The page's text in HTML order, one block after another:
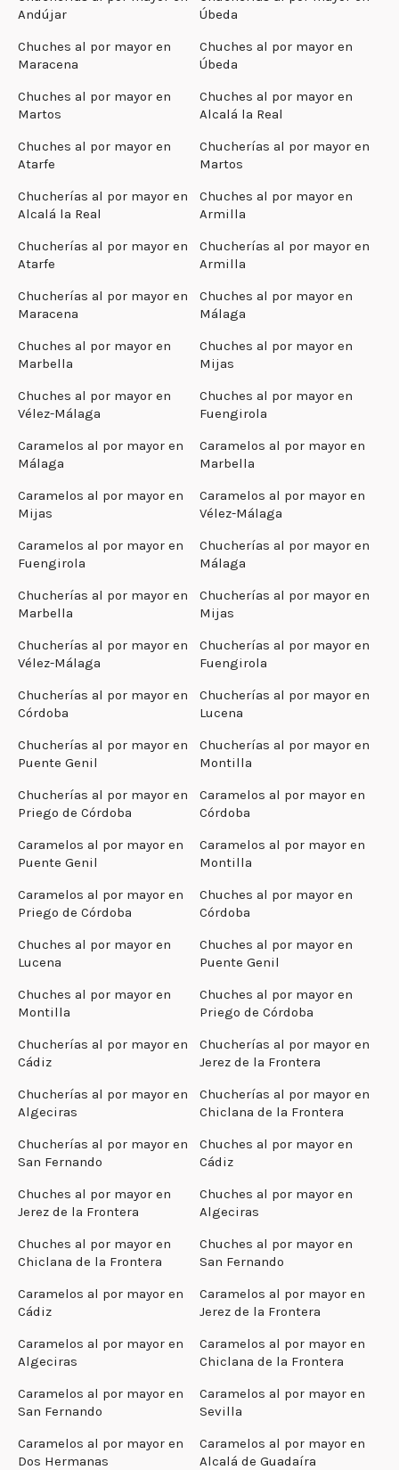
Andújar
Úbeda
Chuches al por mayor en
Maracena
Chuches al por mayor en
Úbeda
Chuches al por mayor en
Martos
Chuches al por mayor en
Alcalá la Real
Chuches al por mayor en
Atarfe
Chucherías al por mayor en
Martos
Chucherías al por mayor en
Alcalá la Real
Chuches al por mayor en
Armilla
Chucherías al por mayor en
Atarfe
Chucherías al por mayor en
Armilla
Chucherías al por mayor en
Maracena
Chuches al por mayor en
Málaga
Chuches al por mayor en
Marbella
Chuches al por mayor en
Mijas
Chuches al por mayor en
Vélez-Málaga
Chuches al por mayor en
Fuengirola
Caramelos al por mayor en
Málaga
Caramelos al por mayor en
Marbella
Caramelos al por mayor en
Mijas
Caramelos al por mayor en
Vélez-Málaga
Caramelos al por mayor en
Fuengirola
Chucherías al por mayor en
Málaga
Chucherías al por mayor en
Marbella
Chucherías al por mayor en
Mijas
Chucherías al por mayor en
Vélez-Málaga
Chucherías al por mayor en
Fuengirola
Chucherías al por mayor en
Córdoba
Chucherías al por mayor en
Lucena
Chucherías al por mayor en
Puente Genil
Chucherías al por mayor en
Montilla
Chucherías al por mayor en
Priego de Córdoba
Caramelos al por mayor en
Córdoba
Caramelos al por mayor en
Puente Genil
Caramelos al por mayor en
Montilla
Caramelos al por mayor en
Priego de Córdoba
Chuches al por mayor en
Córdoba
Chuches al por mayor en
Lucena
Chuches al por mayor en
Puente Genil
Chuches al por mayor en
Montilla
Chuches al por mayor en
Priego de Córdoba
Chucherías al por mayor en
Cádiz
Chucherías al por mayor en
Jerez de la Frontera
Chucherías al por mayor en
Algeciras
Chucherías al por mayor en
Chiclana de la Frontera
Chucherías al por mayor en
San Fernando
Chuches al por mayor en
Cádiz
Chuches al por mayor en
Jerez de la Frontera
Chuches al por mayor en
Algeciras
Chuches al por mayor en
Chiclana de la Frontera
Chuches al por mayor en
San Fernando
Caramelos al por mayor en
Cádiz
Caramelos al por mayor en
Jerez de la Frontera
Caramelos al por mayor en
Algeciras
Caramelos al por mayor en
Chiclana de la Frontera
Caramelos al por mayor en
San Fernando
Caramelos al por mayor en
Sevilla
Caramelos al por mayor en
Dos Hermanas
Caramelos al por mayor en
Alcalá de Guadaíra